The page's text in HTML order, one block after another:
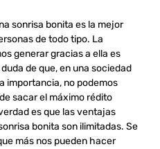
sonrisa bonita es la mejor
de todo tipo. La
generar gracias a ella es
de que, en una sociedad
importancia, no podemos
sacar el máximo rédito
es que las ventajas
bonita son ilimitadas. Se
más nos pueden hacer